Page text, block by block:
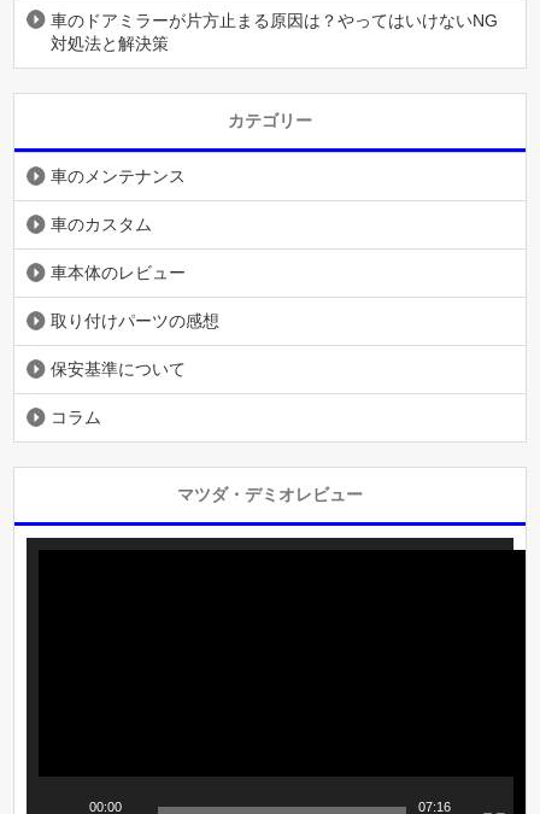
車のドアミラーが片方止まる原因は？やってはいけないNG
対処法と解決策
カテゴリー
車のメンテナンス
車のカスタム
車本体のレビュー
取り付けパーツの感想
保安基準について
コラム
マツダ・デミオレビュー
動
00:00 07:16